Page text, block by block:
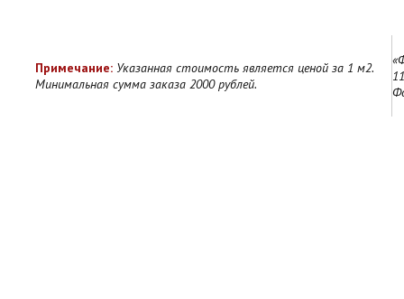
Примечание: Указанная стоимость является ценой за 1 м2.
Минимальная сумма заказа 2000 рублей.